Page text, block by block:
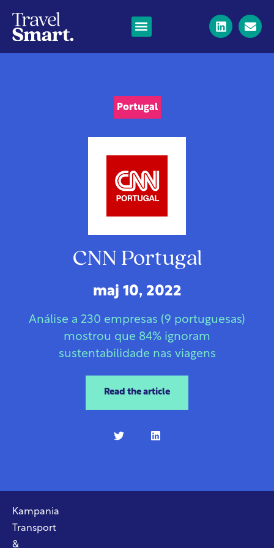
Portugal
CNN Portugal
maj 10, 2022
Análise a 230 empresas (9 portuguesas)
mostrou que 84% ignoram
sustentabilidade nas viagens
Read the article
Kampania
Transport
&